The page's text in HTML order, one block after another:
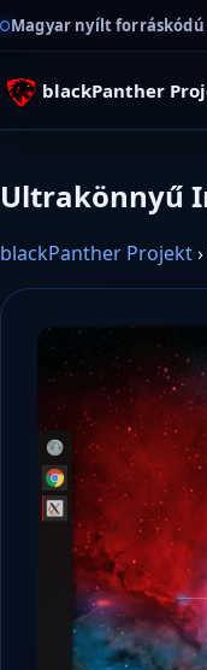
Magyar nyílt
blackPanther
Ultrakönnyű
blackPanther Projekt›